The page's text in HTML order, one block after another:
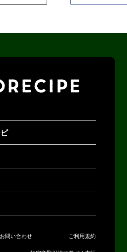
お問い合わせ ご利用規約